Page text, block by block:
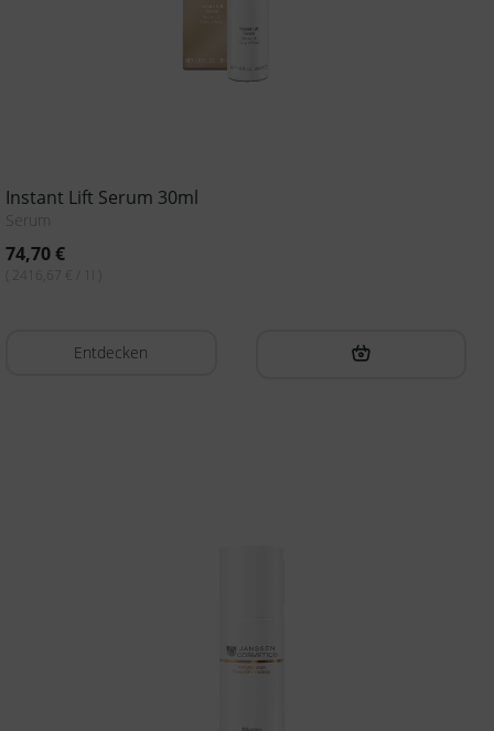
Instant Lift Serum 30ml
Serum
74,70€
( 2416,67 € / 1l )
Entdecken